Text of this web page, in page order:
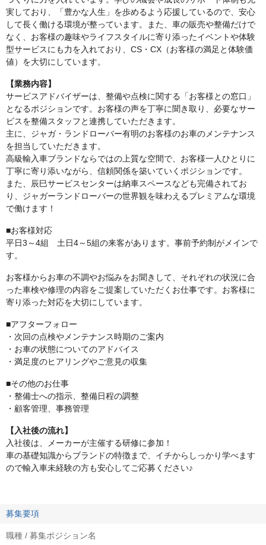
実しており、「豊かな人生」を歩めるよう応援しているので、安心
して長く働ける環境が整っています。また、車の販売や整備だけで
なく、お客様の趣味やライフスタイルに寄り添ったイベントや体験
型サービスにも力を入れており、CS・CX（お客様の満足と体験価
値）を大切にしています。
【業務内容】
サービスアドバイザーは、整備や点検に関する「お客様との窓口」
となるポジションです。お客様の声を丁寧に聞き取り、必要なサー
ビスを整備スタッフと連携していただきます。
主に、ジャガ・ランドローバー有明のお客様のお車のメンテナンス
を担当していただきます。
高級輸入車ブランドならではの上質な空間で、お客様一人ひとりに
丁寧に寄り添いながら、信頼関係を築いていくポジションです。
また、辰巳サービスセンターは納車スペースなども完備されてお
り、ジャガーランドローバーの世界観を味わえるプレミアムな環境
で働けます！
■お客様対応
平日3～4組 土日4～5組の来客があります。事前予約制がメインで
す。
お客様からお車の不調やお悩みをお聞きして、それぞれの状況に合
った車検や修理の内容をご提案していただくお仕事です。お客様に
寄り添った対応を大切にしています。
■アフターフォロー
・次回の点検やメンテナンス時期のご案内
・お車の状態についてのアドバイス
・満足度のヒアリングやご意見の収集
■その他のお仕事
・整備士への指示、整備日程の調整
・顧客管理、事務管理
【入社後の流れ】
入社後は、メーカーが主催する研修に参加！
車の基礎知識からブランドの特徴まで、イチからしっかり学べます
ので輸入車未経験の方も安心してご応募ください♪
募集要項
職種 / 募集ポジション名